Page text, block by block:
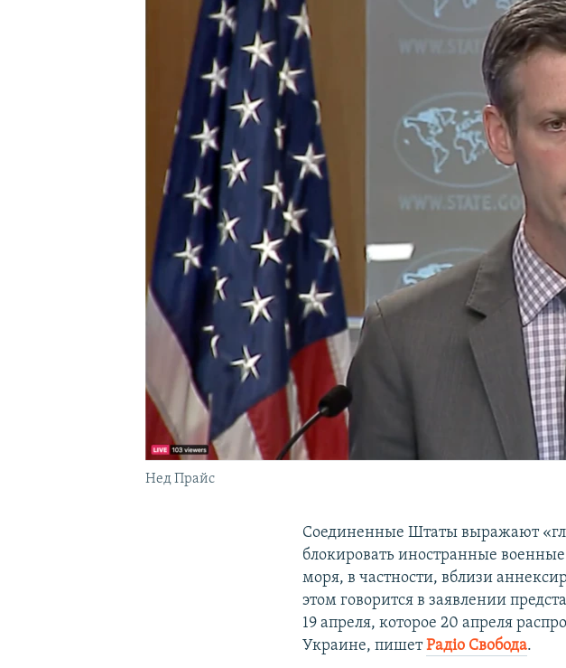
УКРАИНСКАЯ ПРОБЛЕМА КРЫМА
Нед Прайс
Соединенные Штаты выражают
блокировать иностранные
моря, в частности, вблизи
этом говорится в заявлении
19 апреля, которое 20 апреля
Украине, пишетРадіо Свобода.